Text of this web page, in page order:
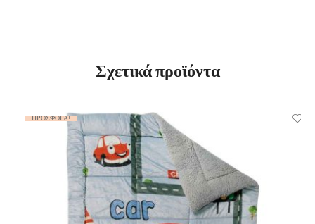
Σχετικά προϊόντα
ΠΡΟΣΦΟΡΆ!